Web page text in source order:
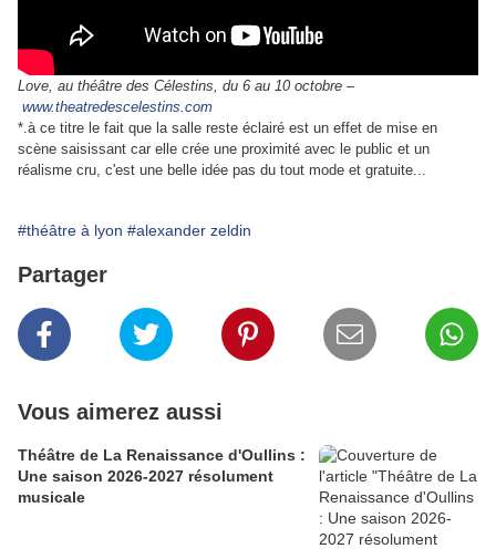
Love, au théâtre des Célestins, du 6 au 10 octobre –
www.theatredescelestins.com
*.à ce titre le fait que la salle reste éclairé est un effet de mise en
scène saisissant car elle crée une proximité avec le public et un
réalisme cru, c'est une belle idée pas du tout mode et gratuite...
#théâtre à lyon #alexander zeldin
Partager
Vous aimerez aussi
Théâtre de La Renaissance d'Oullins :
Une saison 2026-2027 résolument
musicale